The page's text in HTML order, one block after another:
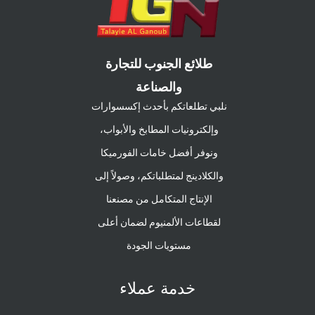
طلائع الجنوب للتجارة
والصناعة
نلبي تطلعاتكم بأحدث إكسسوارات
وإلكترونيات المطابخ والأبواب،
ونوفر أفضل خامات الفورميكا
والكلادينج لمتطلباتكم، وصولاً إلى
الإنتاج المتكامل من مصنعنا
لقطاعات الألمنيوم لضمان أعلى
مستويات الجودة
خدمة عملاء